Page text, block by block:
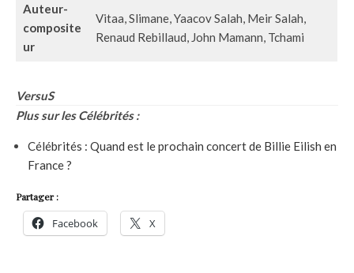
Auteur-
composite
ur
Vitaa, Slimane, Yaacov Salah, Meir Salah,
Renaud Rebillaud, John Mamann, Tchami
VersuS
Plus sur les Célébrités :
Célébrités : Quand est le prochain concert de Billie Eilish en
France ?
Partager :
Facebook X